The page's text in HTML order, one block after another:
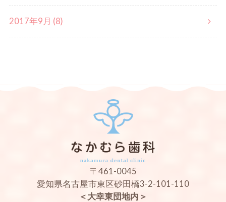
2017年9月 (8)
〒461-0045
愛知県名古屋市東区砂田橋3-2-101-110
＜大幸東団地内＞